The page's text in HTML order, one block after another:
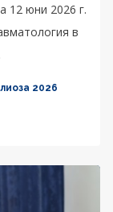
12 юни 2026 г.
в
2026